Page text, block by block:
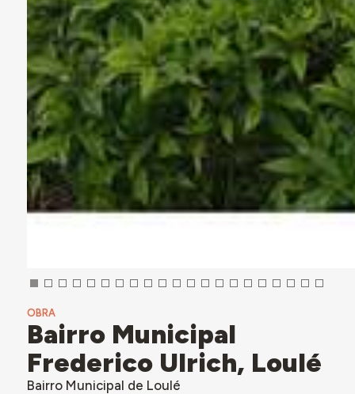
OBRA
Bairro Municipal
Frederico Ulrich, Loulé
Bairro Municipal de Loulé